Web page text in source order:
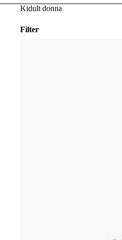
Kidult donna
Filter